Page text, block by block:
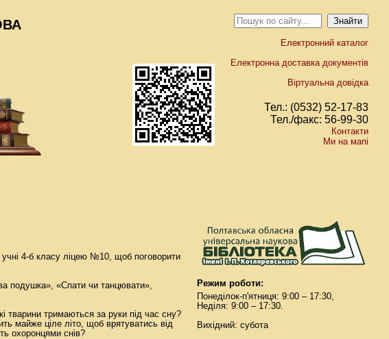
Електронний каталог
Електронна доставка документів
Віртуальна довідка
Тел.: (0532) 52-17-83
Тел./факс: 56-99-30
Контакти
Ми на мапі
учні 4-б класу ліцею №10, щоб поговорити
подушка», «Спати чи танцювати»,
тварини тримаються за руки під час сну?
майже ціле літо, щоб врятуватись від
охоронцями снів?
Режим роботи:
Понеділок-п'ятниця: 9:00 – 17:30,
Неділя: 9:00 – 17:30.
Вихідний: субота